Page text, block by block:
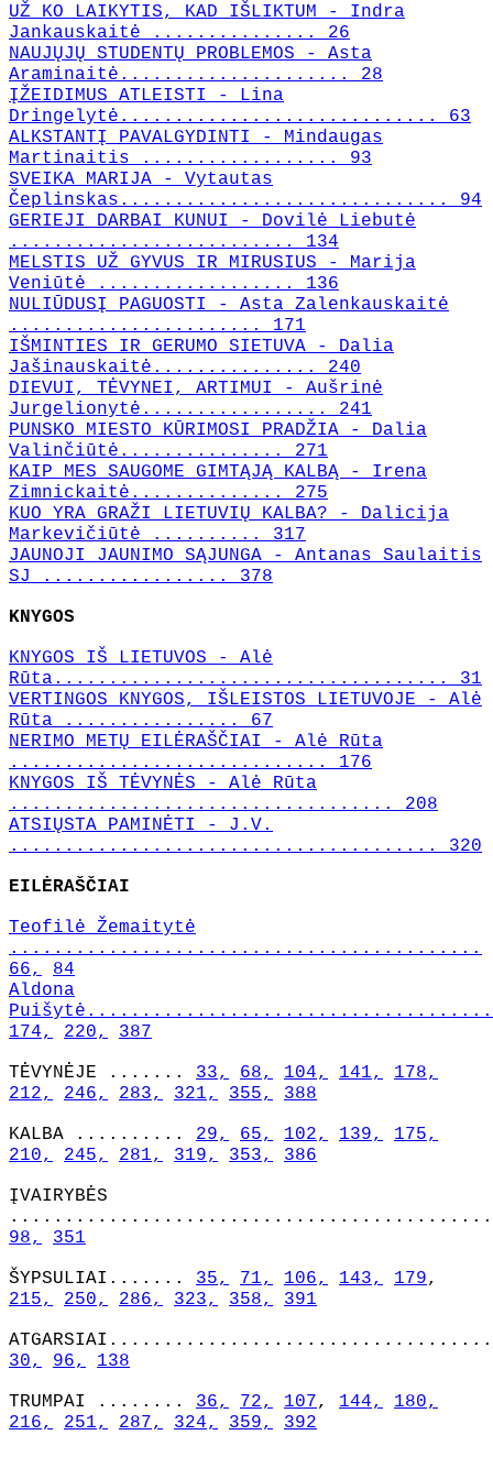
UŽ KO LAIKYTIS, KAD IŠLIKTUM - Indra
Jankauskaitė ............... 26
NAUJŲJŲ STUDENTŲ PROBLEMOS - Asta
Araminaitė..................... 28
ĮŽEIDIMUS ATLEISTI - Lina
Dringelytė............................. 63
ALKSTANTĮ PAVALGYDINTI - Mindaugas
Martinaitis .................. 93
SVEIKA MARIJA - Vytautas
Čeplinskas.............................. 94
GERIEJI DARBAI KUNUI - Dovilė Liebutė
.......................... 134
MELSTIS UŽ GYVUS IR MIRUSIUS - Marija
Veniūtė .................. 136
NULIŪDUSĮ PAGUOSTI - Asta Zalenkauskaitė
....................... 171
IŠMINTIES IR GERUMO SIETUVA - Dalia
Jašinauskaitė............... 240
DIEVUI, TĖVYNEI, ARTIMUI - Aušrinė
Jurgelionytė................. 241
PUNSKO MIESTO KŪRIMOSI PRADŽIA - Dalia
Valinčiūtė............... 271
KAIP MES SAUGOME GIMTĄJĄ KALBĄ - Irena
Zimnickaitė.............. 275
KUO YRA GRAŽI LIETUVIŲ KALBA? - Dalicija
Markevičiūtė .......... 317
JAUNOJI JAUNIMO SĄJUNGA - Antanas Saulaitis
SJ ................. 378
KNYGOS
KNYGOS IŠ LIETUVOS - Alė
Rūta.................................... 31
VERTINGOS KNYGOS, IŠLEISTOS LIETUVOJE - Alė
Rūta ................ 67
NERIMO METŲ EILĖRAŠČIAI - Alė Rūta
............................. 176
KNYGOS IŠ TĖVYNĖS - Alė Rūta
................................... 208
ATSIŲSTA PAMINĖTI - J.V.
....................................... 320
EILĖRAŠČIAI
Teofilė Žemaitytė
...........................................
66,
84
Aldona
174,
220, 387
TĖVYNĖJE ....... 33, 68, 104, 141,
178,
212,
246, 283, 321, 355, 388
KALBA .......... 29, 65, 102, 139,
175,
210,
245, 281, 319, 353, 386
ĮVAIRYBĖS
98,
351
ŠYPSULIAI....... 35, 71, 106, 143, 179,
215,
250, 286, 323, 358, 391
30,
96, 138
TRUMPAI ........ 36, 72, 107, 144,
180,
216,
251, 287, 324, 359, 392